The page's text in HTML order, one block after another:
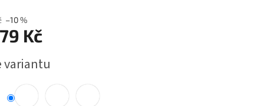
–10 %
Kč
variantu